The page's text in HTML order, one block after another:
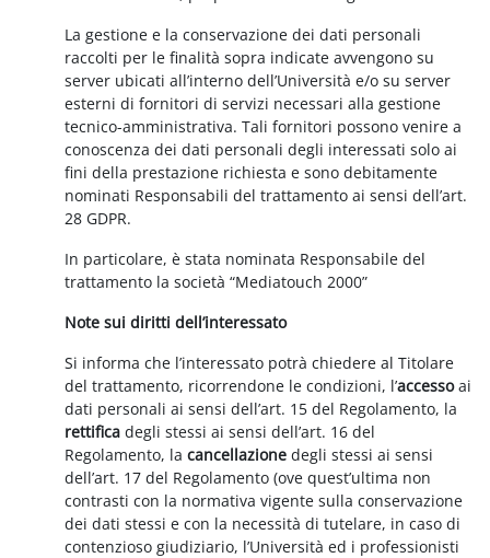
La gestione e la conservazione dei dati personali
raccolti per le finalità sopra indicate avvengono su
server ubicati all’interno dell’Università e/o su server
esterni di fornitori di servizi necessari alla gestione
tecnico-amministrativa. Tali fornitori possono venire a
conoscenza dei dati personali degli interessati solo ai
fini della prestazione richiesta e sono debitamente
nominati Responsabili del trattamento ai sensi dell’art.
28 GDPR.
In particolare, è stata nominata Responsabile del
trattamento la società “Mediatouch 2000”
Note sui diritti dell’interessato
Si informa che l’interessato potrà chiedere al Titolare
del trattamento, ricorrendone le condizioni, l’accessoai
dati personali ai sensi dell’art. 15 del Regolamento, la
rettificadegli stessi ai sensi dell’art. 16 del
Regolamento, lacancellazione degli stessi ai sensi
dell’art. 17 del Regolamento (ove quest’ultima non
contrasti con la normativa vigente sulla conservazione
dei dati stessi e con la necessità di tutelare, in caso di
contenzioso giudiziario, l’Università ed i professionisti